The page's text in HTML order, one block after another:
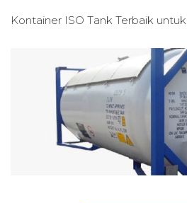
Kontainer ISO Tank Terbaik untuk